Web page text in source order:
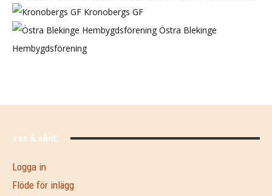
Kronobergs GF
Östra Blekinge
Hembygdsförening
|rss.å.sånt|
Logga in
Flöde för inlägg